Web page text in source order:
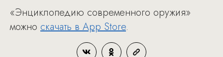
«Энциклопедию современного оружия»
можно скачать в App Store.